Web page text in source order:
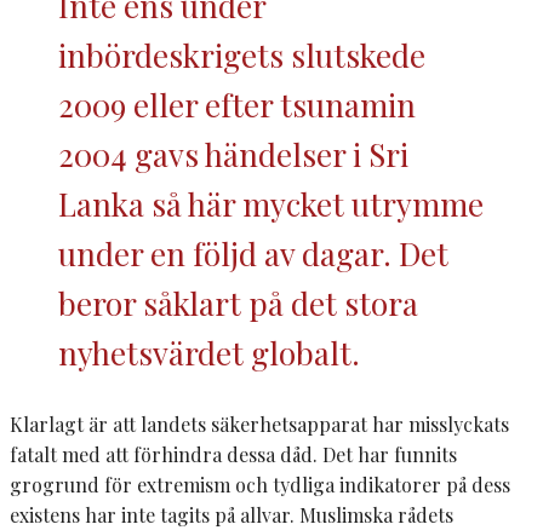
inbördeskrigets slutskede
2009 eller efter tsunamin
2004 gavs händelser i Sri
Lanka så här mycket utrymme
under en följd av dagar. Det
beror såklart på det stora
nyhetsvärdet globalt.
Klarlagt är att landets säkerhetsapparat har misslyckats
fatalt med att förhindra dessa dåd. Det har funnits
grogrund för extremism och tydliga indikatorer på dess
existens har inte tagits på allvar. Muslimska rådets